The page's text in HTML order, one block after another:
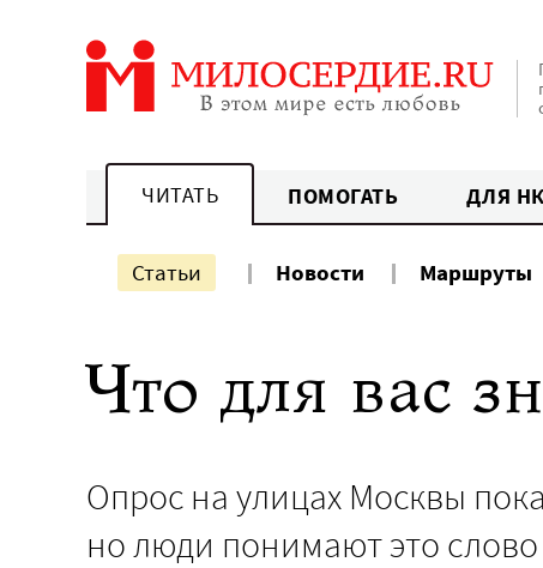
ЧИТАТЬ ПОМОГАТЬ ДЛЯ
Статьи Новости Маршруты
Что для вас
Опрос на улицах Москвы
но люди понимают это